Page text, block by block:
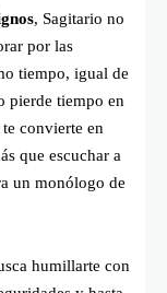
, Sagitario no
por las
tiempo, igual de
pierde tiempo en
convierte en
que escuchar a
un monólogo de
humillarte con